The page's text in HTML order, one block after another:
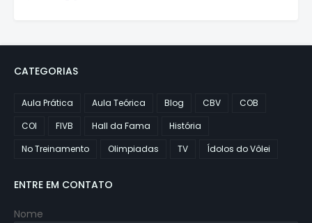
CATEGORIAS
Aula Prática Aula Teórica Blog CBV
COB
COI
FIVB Hall da Fama
História
No Treinamento
Olimpiadas TV Ídolos do Vôlei
ENTRE EM CONTATO
Nome